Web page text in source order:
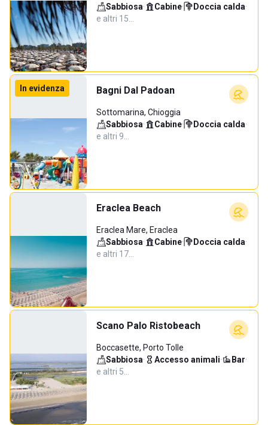
Sabbiosa· Cabine· Doccia calda·
e altri 15…
In evidenza Bagni Dal Padoan
Sottomarina, Chioggia
Sabbiosa· Cabine· Doccia calda·
e altri 9…
Eraclea Beach
Eraclea Mare, Eraclea
Sabbiosa· Cabine· Doccia calda·
e altri 17…
Scano Palo Ristobeach
Boccasette, Porto Tolle
Sabbiosa· Accesso animali· Bar·
e altri 5…